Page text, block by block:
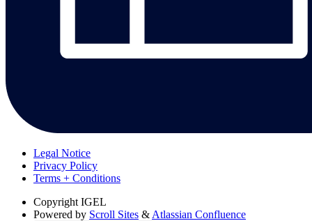
Legal Notice
Privacy Policy
Terms + Conditions
Copyright IGEL
Powered by Scroll Sites & Atlassian Confluence